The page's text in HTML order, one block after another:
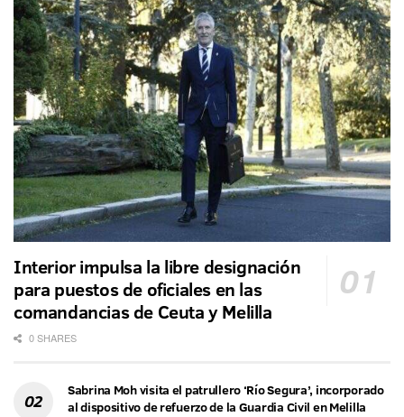
Interior impulsa la libre designación
para puestos de oficiales en las
comandancias de Ceuta y Melilla
0 SHARES
Sabrina Moh visita el patrullero ‘Río Segura’, incorporado
al dispositivo de refuerzo de la Guardia Civil en Melilla